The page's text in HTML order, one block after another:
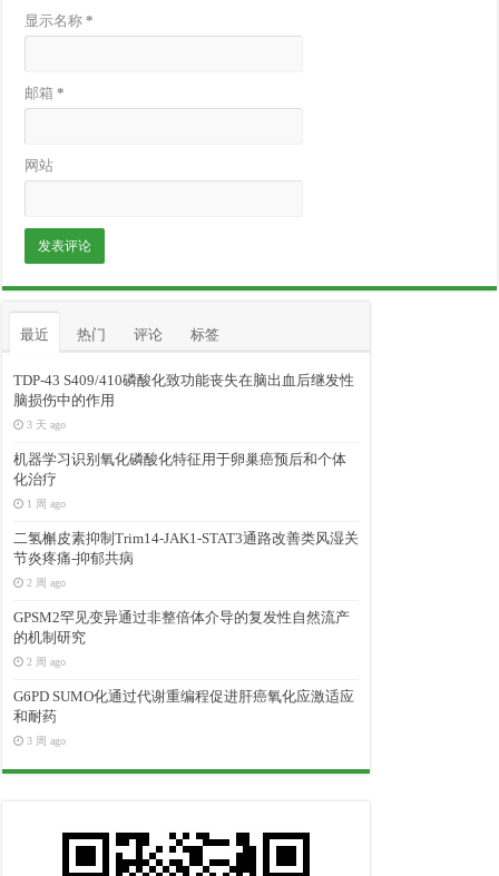
显示名称*
邮箱*
网站
最近 热门 评论 标签
TDP-43 S409/410磷酸化致功能丧失在脑出血后继发性
脑损伤中的作用
3 天 ago
机器学习识别氧化磷酸化特征用于卵巢癌预后和个体
化治疗
1 周 ago
二氢槲皮素抑制Trim14-JAK1-STAT3通路改善类风湿关
节炎疼痛-抑郁共病
2 周 ago
GPSM2罕见变异通过非整倍体介导的复发性自然流产
的机制研究
2 周 ago
G6PD SUMO化通过代谢重编程促进肝癌氧化应激适应
和耐药
3 周 ago